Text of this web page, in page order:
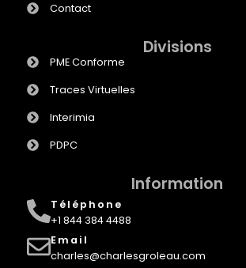
Contact
Divisions
PME Conforme
Traces Virtuelles
Interimia
PDPC
Information
Téléphone
+1 844 384 4488
Email
charles@charlesgroleau.com